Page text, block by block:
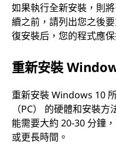
如果執行全新安裝，則
續之前，請列出您之後
復安裝后，您的程式應
重新安裝
重新安裝 Windows 10
（PC） 的硬體和安裝
能需要大約 20-30 分鐘
或更長時間。